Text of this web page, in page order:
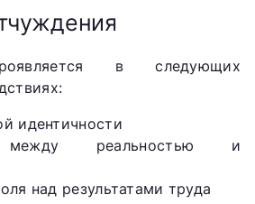
в следующих
идентичности
между реальностью и
над результатами труда